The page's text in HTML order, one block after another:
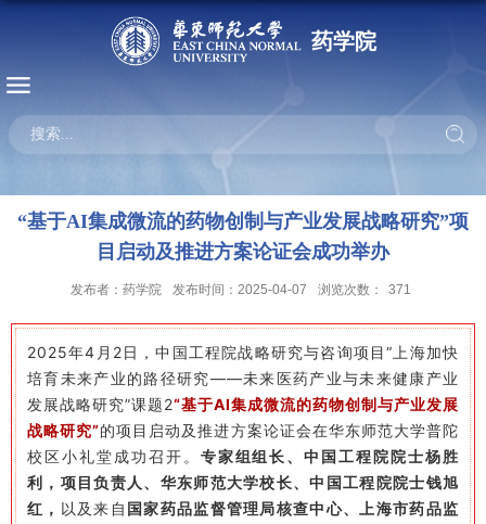
药学院
“基于AI集成微流的药物创制与产业发展战略研究”项
目启动及推进方案论证会成功举办
发布者：药学院 发布时间：2025-04-07 浏览次数： 371
2025年4月2日，中国工程院战略研究与咨询项目“上海加快
培育未来产业的路径研究——未来医药产业与未来健康产业
发展战略研究”课题2“基于AI集成微流的药物创制与产业发展
战略研究”的项目启动及推进方案论证会在华东师范大学普陀
校区小礼堂成功召开。 专家组组长、中国工程院院士杨胜
利，项目负责人、华东师范大学校长、中国工程院院士钱旭
红， 以及来自 国家药品监督管理局核查中心、上海市药品监